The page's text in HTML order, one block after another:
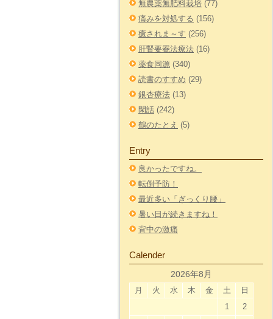
無農薬無肥料栽培 (77)
痛みを対処する (156)
癒されま～す (256)
肝腎要罨法療法 (16)
薬食同源 (340)
読書のすすめ (29)
銀杏療法 (13)
閑話 (242)
鶴のたとえ (5)
Entry
良かったですね。
転倒予防！
最近多い「ぎっくり腰」
暑い日が続きますね！
背中の激痛
Calender
2026年8月
月 火 水 木 金 土 日
1
2